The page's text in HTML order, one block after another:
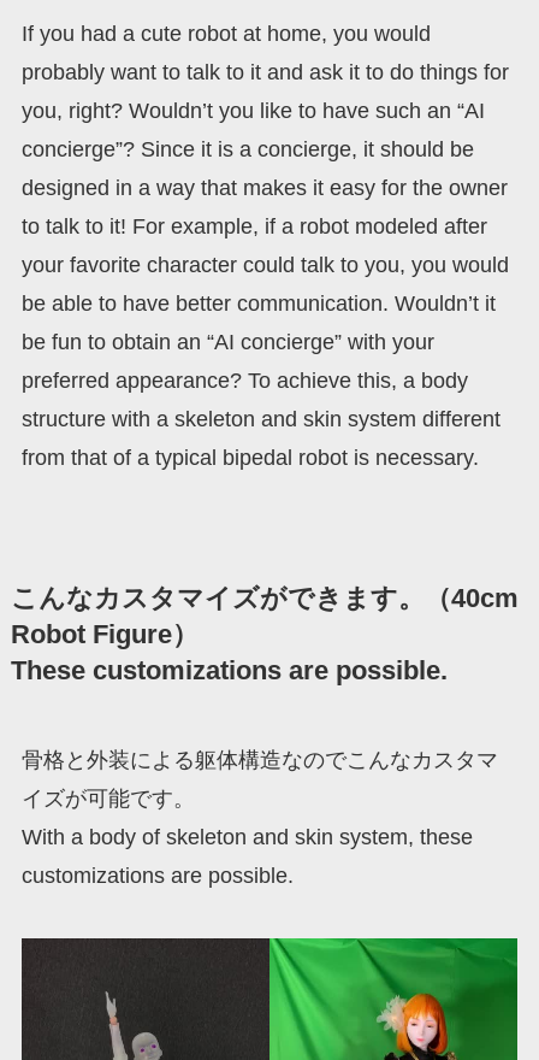
If you had a cute robot at home, you would
probably want to talk to it and ask it to do things for
you, right? Wouldn’t you like to have such an “AI
concierge”? Since it is a concierge, it should be
designed in a way that makes it easy for the owner
to talk to it! For example, if a robot modeled after
your favorite character could talk to you, you would
be able to have better communication. Wouldn’t it
be fun to obtain an “AI concierge” with your
preferred appearance? To achieve this, a body
structure with a skeleton and skin system different
from that of a typical bipedal robot is necessary.
こんなカスタマイズができます。（40cm
Robot Figure）
These customizations are possible.
骨格と外装による躯体構造なのでこんなカスタマ
イズが可能です。
With a body of skeleton and skin system, these
customizations are possible.